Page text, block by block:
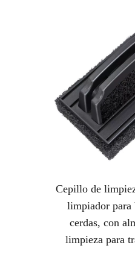
Cepillo de
limpiador para
cerdas, con
limpieza para